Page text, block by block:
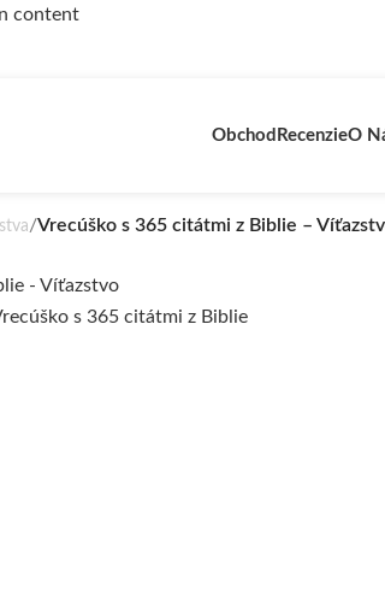
content
Obchod RecenzieO
/Vrecúško s 365 citátmi z Biblie –